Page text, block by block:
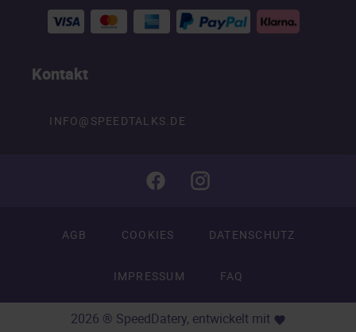
Kontakt
INFO@SPEEDTALKS.DE
AGB COOKIES DATENSCHUTZ
IMPRESSUM FAQ
2026 ® SpeedDatery, entwickelt mit